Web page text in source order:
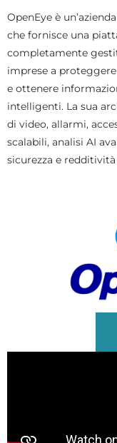
OpenEye è
che fornisce una
completamente
imprese a
e ottenere
intelligenti. La sua
di video, allarmi,
scalabili, analisi AI
sicurezza e